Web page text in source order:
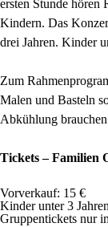
ersten Stunde hören
Kindern. Das
drei Jahren. Kinder
Zum
Malen und Basteln
Abkühlung
Tickets – Familien
Vorverkauf: 15 €
Kinder unter 3
Gruppentickets nur